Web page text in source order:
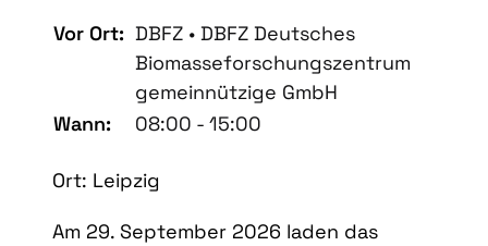
Vor Ort: DBFZ • DBFZ Deutsches
Biomasseforschungszentrum
gemeinnützige GmbH
Wann:
08:00 - 15:00
Ort: Leipzig
Am 29. September 2026 laden das